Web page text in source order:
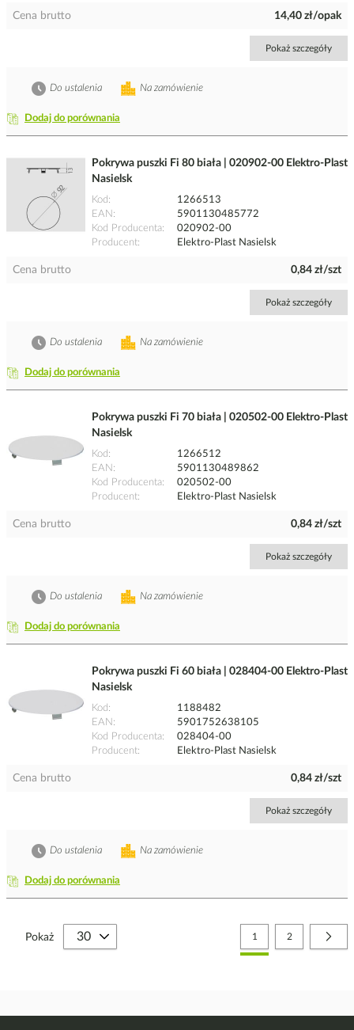
Cena brutto 14,40 zł/opak
Pokaż szczegóły
Dodaj do porównania
Na zamówienie
Do ustalenia
Pokrywa puszki Fi 80 biała | 020902-00 Elektro-Plast
Nasielsk
Kod
1266513
EAN
5901130485772
Kod Producenta
020902-00
Producent
Elektro-Plast Nasielsk
Cena brutto 0,84 zł/szt
Pokaż szczegóły
Dodaj do porównania
Na zamówienie
Do ustalenia
Pokrywa puszki Fi 70 biała | 020502-00 Elektro-Plast
Nasielsk
Kod
1266512
EAN
5901130489862
Kod Producenta
020502-00
Producent
Elektro-Plast Nasielsk
Cena brutto 0,84 zł/szt
Pokaż szczegóły
Dodaj do porównania
Na zamówienie
Do ustalenia
Pokrywa puszki Fi 60 biała | 028404-00 Elektro-Plast
Nasielsk
Kod
1188482
EAN
5901752638105
Kod Producenta
028404-00
Producent
Elektro-Plast Nasielsk
Cena brutto 0,84 zł/szt
Pokaż szczegóły
Dodaj do porównania
Na zamówienie
Do ustalenia
Strona
Aktualnie czytasz stronę
1 Strona
2
Pokaż